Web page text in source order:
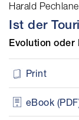
Harald
Ist der
Evolution oder
Print
eBook